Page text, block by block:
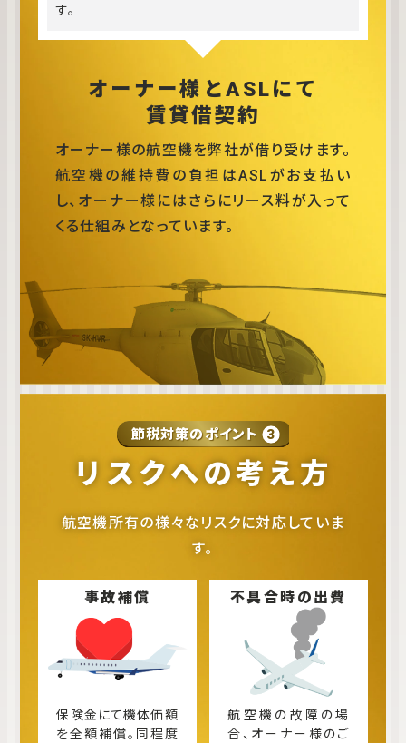
す。
オーナー様とASLにて
賃貸借契約
オーナー様の航空機を弊社が借り受けます。
航空機の維持費の負担はASLがお支払い
し、オーナー様にはさらにリース料が入って
くる仕組みとなっています。
節税対策のポイント 3
リスクへの考え方
航空機所有の様々なリスクに対応していま
す。
事故補償
保険金にて機体価額
を全額補償。同程度
不具合時の出費
航空機の故障の場
合、オーナー様のご